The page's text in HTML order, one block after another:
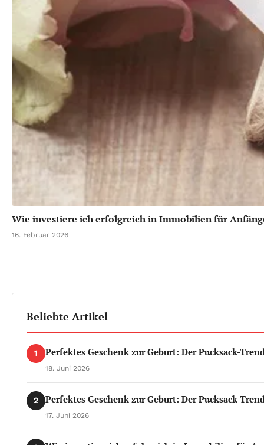
Wie investiere ich erfolgreich in Immobilien für
16. Februar 2026
Beliebte Artikel
1 Perfektes Geschenk zur Geburt: Der Pucksack-
18. Juni 2026
2 Perfektes Geschenk zur Geburt: Der Pucksack-
17. Juni 2026